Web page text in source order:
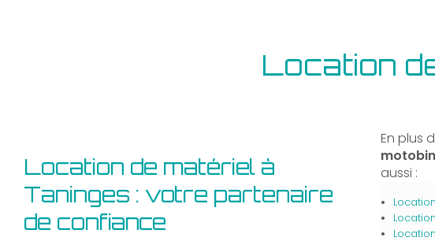
Location
Location de matériel à
Taninges : votre partenaire
de confiance
En plus
aussi :